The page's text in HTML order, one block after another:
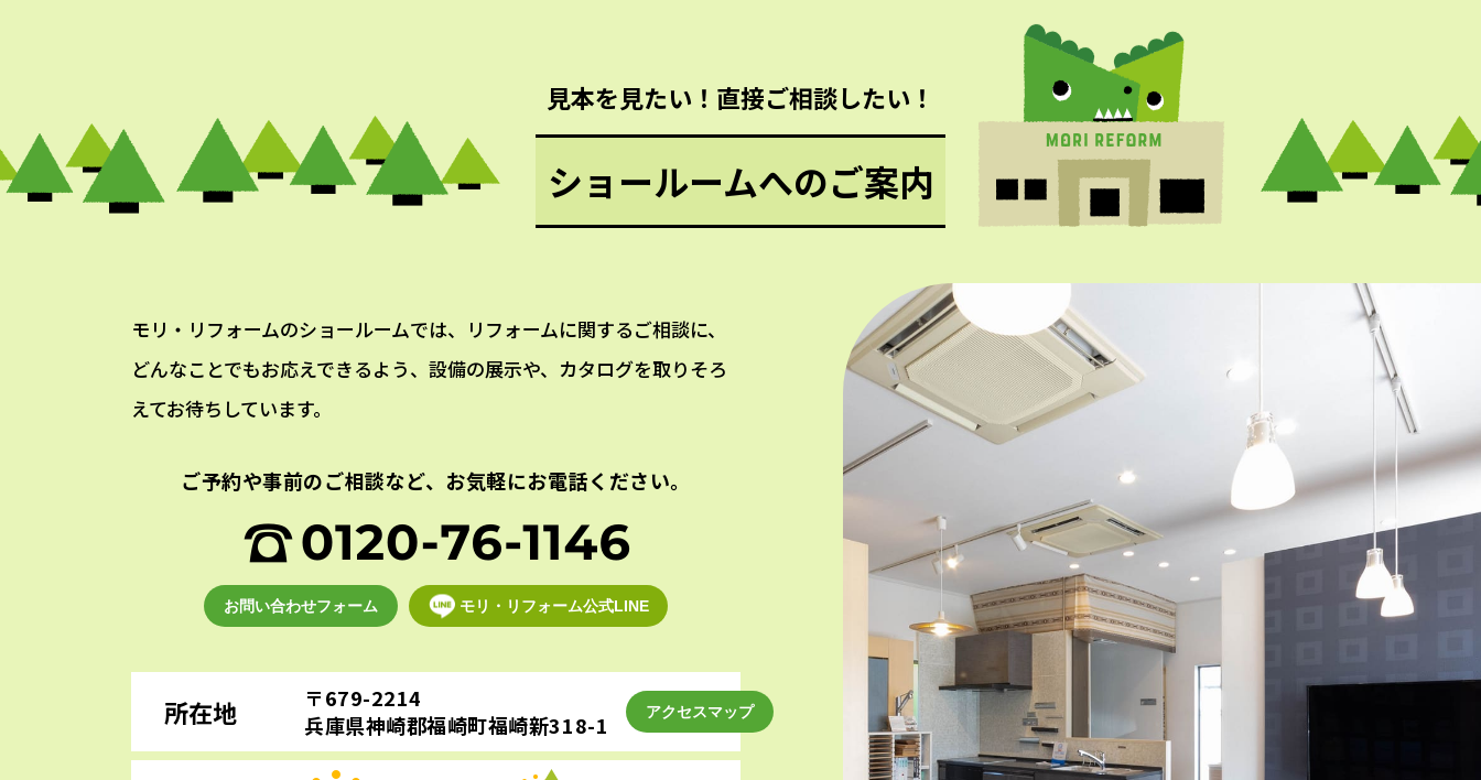
見本を見たい！直接ご相談したい！
ショールームへのご案内
モリ・リフォームのショールームでは、リフォームに関するご相談に、
どんなことでもお応えできるよう、設備の展示や、カタログを取りそろ
えてお待ちしています。
ご予約や事前のご相談など、 お気軽にお電話ください。
お問い合わせフォーム モリ・リフォーム公式LINE
所在地
〒679-2214
兵庫県神崎郡福崎町福崎新318-1
アクセスマップ